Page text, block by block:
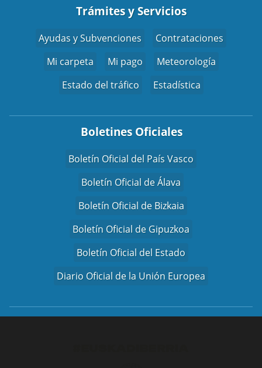
Trámites y Servicios
Ayudas y Subvenciones
Contrataciones
Mi carpeta
Mi pago
Meteorología
Estado del tráfico
Estadística
Boletines Oficiales
Boletín Oficial del País Vasco
Boletín Oficial de Álava
Boletín Oficial de Bizkaia
Boletín Oficial de Gipuzkoa
Boletín Oficial del Estado
Diario Oficial de la Unión Europea